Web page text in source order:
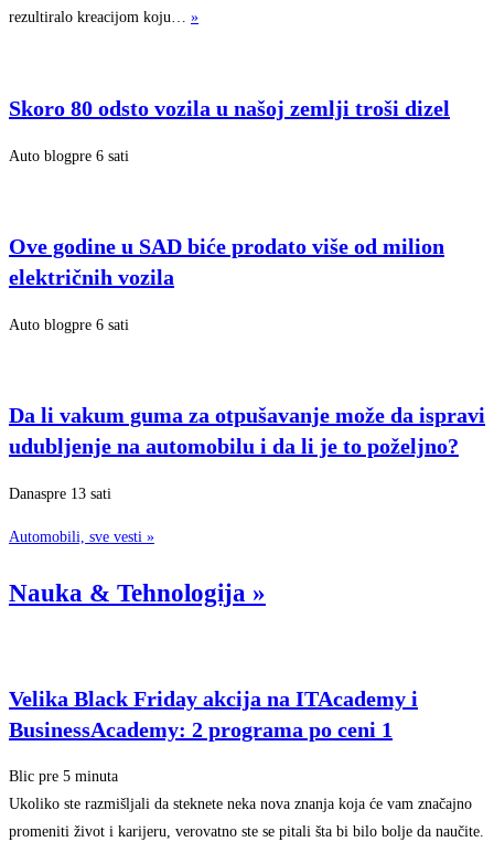
rezultiralo kreacijom koju… »
Skoro 80 odsto vozila u našoj zemlji troši dizel
Auto blogpre 6 sati
Ove godine u SAD biće prodato više od milion
električnih vozila
Auto blogpre 6 sati
Da li vakum guma za otpušavanje može da ispravi
udubljenje na automobilu i da li je to poželjno?
Danaspre 13 sati
Automobili, sve vesti »
Nauka & Tehnologija »
Velika Black Friday akcija na ITAcademy i
BusinessAcademy: 2 programa po ceni 1
Blic pre 5 minuta
Ukoliko ste razmišljali da steknete neka nova znanja koja će vam značajno
promeniti život i karijeru, verovatno ste se pitali šta bi bilo bolje da naučite.